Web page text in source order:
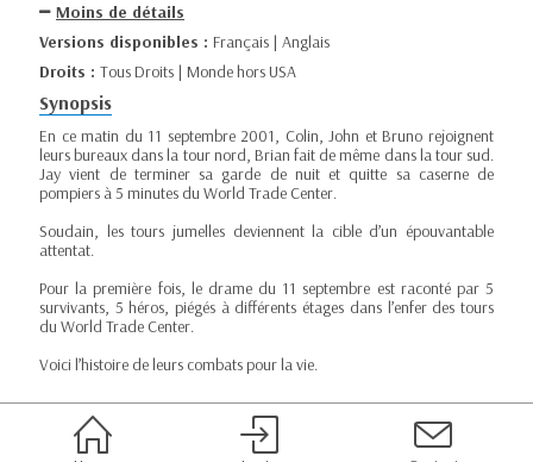
Moins de détails
Versions disponibles : Français | Anglais
Droits : Tous Droits | Monde hors USA
Synopsis
En ce matin du 11 septembre 2001, Colin, John et Bruno rejoignent
leurs bureaux dans la tour nord, Brian fait de même dans la tour sud.
Jay vient de terminer sa garde de nuit et quitte sa caserne de
pompiers à 5 minutes du World Trade Center.
Soudain, les tours jumelles deviennent la cible d’un épouvantable
attentat.
Pour la première fois, le drame du 11 septembre est raconté par 5
survivants, 5 héros, piégés à différents étages dans l’enfer des tours
du World Trade Center.
Voici l’histoire de leurs combats pour la vie.